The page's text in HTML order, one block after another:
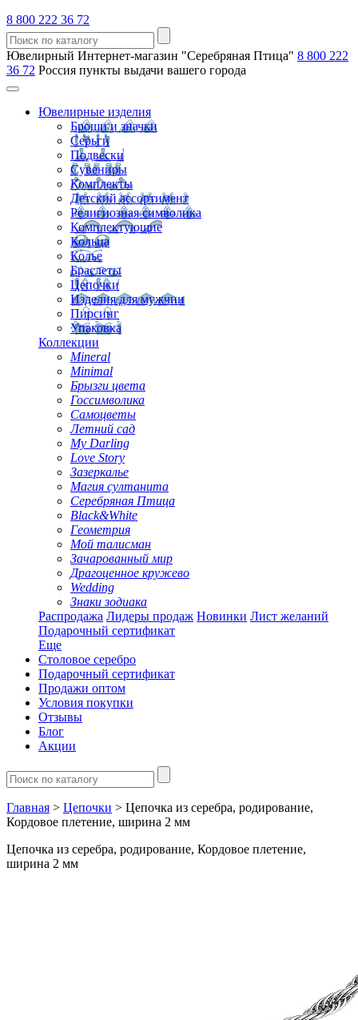
8 800 222 36 72
Ювелирный Интернет-магазин "Серебряная Птица" 8 800 222
36 72 Россия пункты выдачи вашего города
Ювелирные изделия
Броши и значки
Серьги
Подвески
Сувениры
Комплекты
Детский ассортимент
Религиозная символика
Комплектующие
Кольца
Колье
Браслеты
Цепочки
Изделия для мужчин
Пирсинг
Упаковка
Коллекции
Mineral
Minimal
Брызги цвета
Госсимволика
Самоцветы
Летний сад
My Darling
Love Story
Зазеркалье
Магия султанита
Серебряная Птица
Black&White
Геометрия
Мой талисман
Зачарованный мир
Драгоценное кружево
Wedding
Знаки зодиака
Распродажа Лидеры продаж Новинки Лист желаний
Подарочный сертификат
Еще
Столовое серебро
Подарочный сертификат
Продажи оптом
Условия покупки
Отзывы
Блог
Акции
Главная > Цепочки > Цепочка из серебра, родирование,
Кордовое плетение, ширина 2 мм
Цепочка из серебра, родирование, Кордовое плетение,
ширина 2 мм